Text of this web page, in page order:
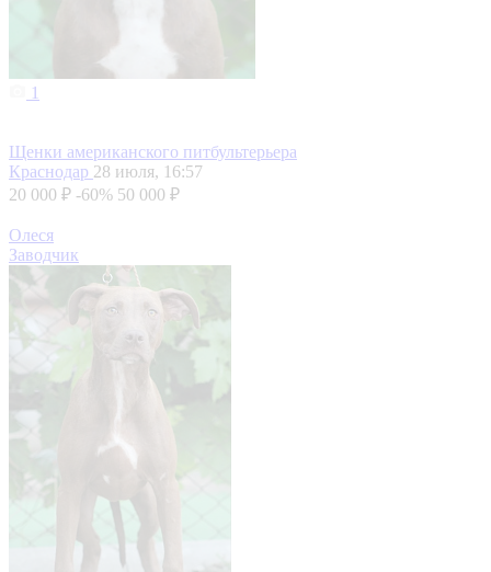
1
Щенки американского питбультерьера
Краснодар 28 июля, 16:57
20 000 ₽ -60% 50 000 ₽
Олеся
Заводчик